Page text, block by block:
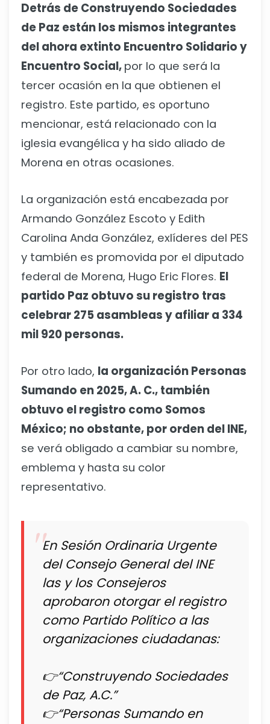
Detrás de Construyendo Sociedades
de Paz están los mismos integrantes
del ahora extinto Encuentro Solidario y
Encuentro Social, por lo que será la
tercer ocasión en la que obtienen el
registro. Este partido, es oportuno
mencionar, está relacionado con la
iglesia evangélica y ha sido aliado de
Morena en otras ocasiones.
La organización está encabezada por
Armando González Escoto y Edith
Carolina Anda González, exlíderes del PES
y también es promovida por el diputado
federal de Morena, Hugo Eric Flores. El
partido Paz obtuvo su registro tras
celebrar 275 asambleas y afiliar a 334
mil 920 personas.
Por otro lado, la organización Personas
Sumando en 2025, A. C., también
obtuvo el registro como Somos
México; no obstante, por orden del INE,
se verá obligado a cambiar su nombre,
emblema y hasta su color
representativo.
En Sesión Ordinaria Urgente
del Consejo General del INE
las y los Consejeros
aprobaron otorgar el registro
como Partido Político a las
organizaciones ciudadanas:
👉“Construyendo Sociedades
de Paz, A.C.”
👉“Personas Sumando en